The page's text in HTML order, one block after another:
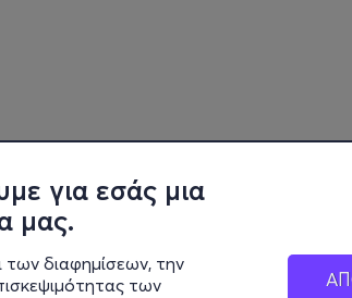
για εσάς μια
μας.
των διαφημίσεων, την
των